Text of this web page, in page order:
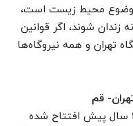
موضوع محیط زیست است،
زندان شوند، اگر قوانین
تهران و همه نیروگاه‌ها
قم
وی با بیان اینکه اتوبان تهران- قم 25 سال پیش افتتاح شده